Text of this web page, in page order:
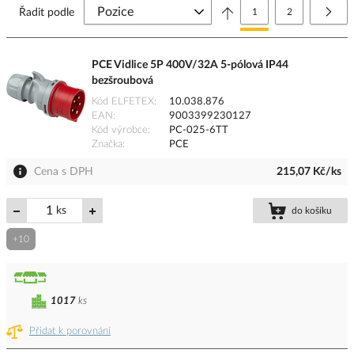
Stránka
Právě si prohlížíte
1 Stránka
2
Řadit podle
PCE Vidlice 5P 400V/32A 5-pólová IP44
bezšroubová
Kód ELFETEX
10.038.876
EAN
9003399230127
Kód výrobce
PC-025-6TT
Značka
PCE
Cena s DPH 215,07 Kč/ks
ks do košíku
+10
Přidat k porovnání
1017 ks